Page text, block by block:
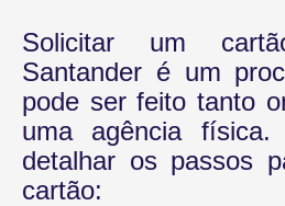
Solicitar um
Santander é um
pode ser feito tanto
uma agência física.
detalhar os passos
cartão: